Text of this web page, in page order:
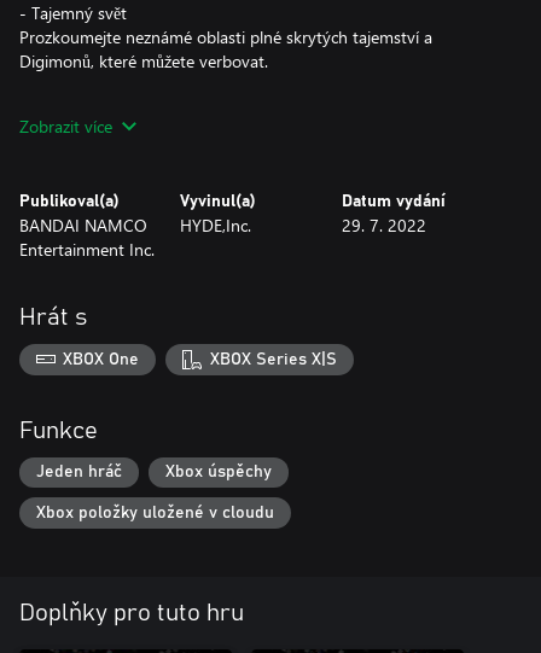
- Tajemný svět
Prozkoumejte neznámé oblasti plné skrytých tajemství a
Digimonů, které můžete verbovat.
Vaše volby ovlivňují hratelnost: vaše pouto s ostatními NPC,
- Napínavá a strategická hratelnost
Přesvědčte protivníky, aby se přidali k vašemu týmu, a rozvíjejte
je, aby byli platnými členy vašeho týmu v napínavých tahových
Zobrazit více
Publikoval(a)
BANDAI NAMCO
Entertainment Inc.
Vyvinul(a)
HYDE,Inc.
Datum vydání
29. 7. 2022
Hrát s
XBOX One XBOX Series X|S
Funkce
Jeden hráč Xbox úspěchy
Xbox položky uložené v cloudu
Doplňky pro tuto hru